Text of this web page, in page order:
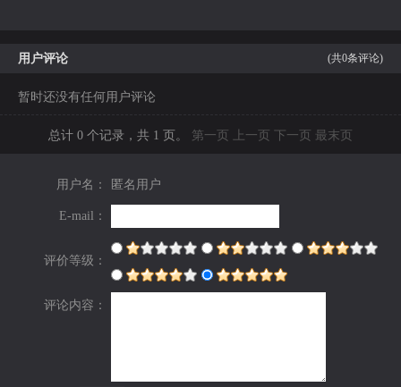
用户评论 (共0条评论)
暂时还没有任何用户评论
总计 0 个记录，共 1 页。 第一页 上一页 下一页 最末页
用户名： 匿名用户
E-mail：
评价等级：
评论内容：